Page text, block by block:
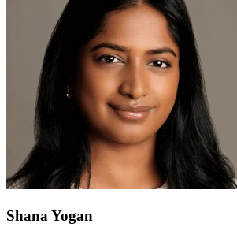
Shana Yogan